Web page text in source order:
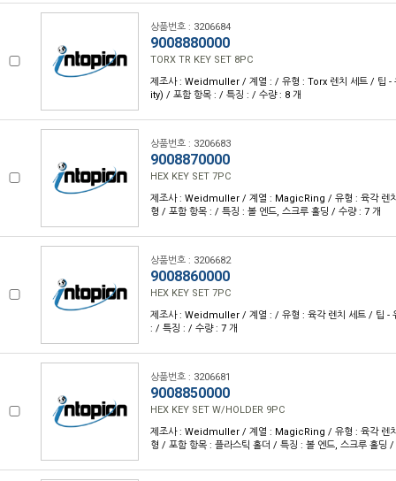
상품번호 : 3206684
9008880000
TORX TR KEY SET 8PC
제조사 : Weidmuller / 계열 : / 유형 : Torx 렌치 세트 / 팁
ity) / 포함 항목 : / 특징 : / 수량 : 8 개
상품번호 : 3206683
9008870000
HEX KEY SET 7PC
제조사 : Weidmuller / 계열 : MagicRing / 유형 : 육각 렌
형 / 포함 항목 : / 특징 : 볼 엔드, 스크루 홀딩 / 수량 : 7 개
상품번호 : 3206682
9008860000
HEX KEY SET 7PC
제조사 : Weidmuller / 계열 : / 유형 : 육각 렌치 세트 / 팁 -
: / 특징 : / 수량 : 7 개
상품번호 : 3206681
9008850000
HEX KEY SET W/HOLDER 9PC
제조사 : Weidmuller / 계열 : MagicRing / 유형 : 육각 렌
형 / 포함 항목 : 플라스틱 홀더 / 특징 : 볼 엔드, 스크루 홀딩